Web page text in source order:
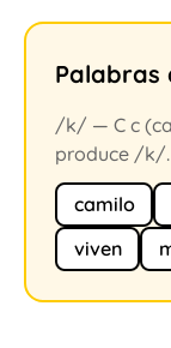
Palabras
/k/ — C c
produce /k/.
camilo
viven